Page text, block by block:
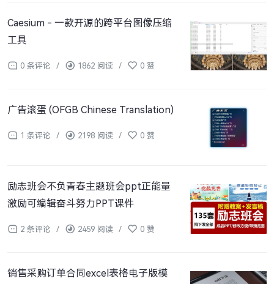
Caesium - 一款开源的跨平台图像压缩
工具
0 条评论 / 1862 阅读 / 0 赞
广告滚蛋 (OFGB Chinese Translation)
1 条评论 / 2198 阅读 / 0 赞
励志班会不负青春主题班会ppt正能量
激励可编辑奋斗努力PPT课件
2 条评论 / 2459 阅读 / 0 赞
销售采购订单合同excel表格电子版模